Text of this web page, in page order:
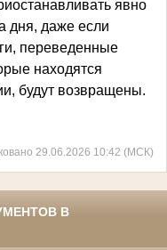
явно
дня, даже если
переведенные
находятся
будут возвращены.
29.06.2026 10:42 (МСК)
В